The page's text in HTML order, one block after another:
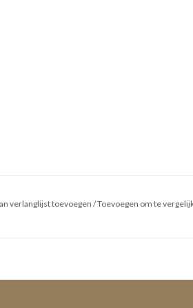
verlanglijst toevoegen/Toevoegen om te